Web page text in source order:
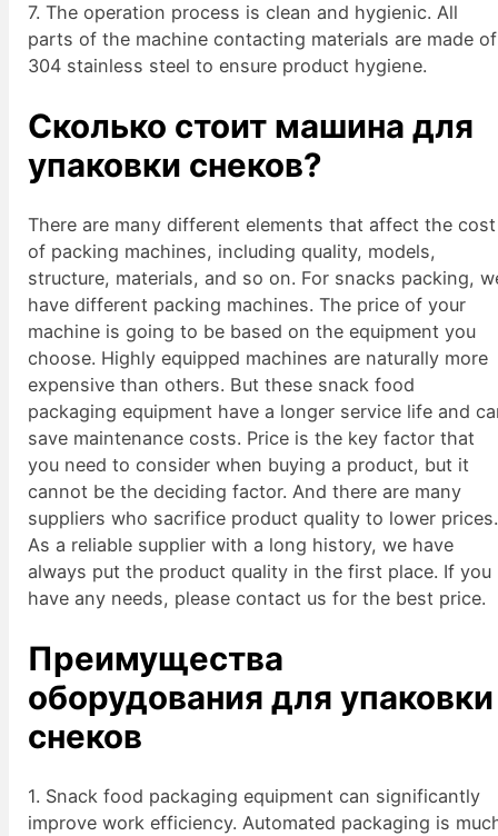
7. The operation process is clean and hygienic. All
parts of the machine contacting materials are made of
304 stainless steel to ensure product hygiene.
Сколько стоит машина для
упаковки снеков?
There are many different elements that affect the cost
of packing machines, including quality, models,
structure, materials, and so on. For snacks packing,
have different packing machines. The price of your
machine is going to be based on the equipment you
choose. Highly equipped machines are naturally more
expensive than others. But these snack food
packaging equipment have a longer service life and
save maintenance costs. Price is the key factor that
you need to consider when buying a product, but it
cannot be the deciding factor. And there are many
suppliers who sacrifice product quality to lower prices.
As a reliable supplier with a long history, we have
always put the product quality in the first place. If you
have any needs, please contact us for the best price.
Преимущества
оборудования для упаковки
снеков
1. Snack food packaging equipment can significantly
improve work efficiency. Automated packaging is